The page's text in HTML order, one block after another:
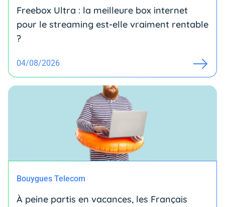
Freebox Ultra : la meilleure box internet
pour le streaming est-elle vraiment rentable
?
04/08/2026
Bouygues Telecom
À peine partis en vacances, les Français